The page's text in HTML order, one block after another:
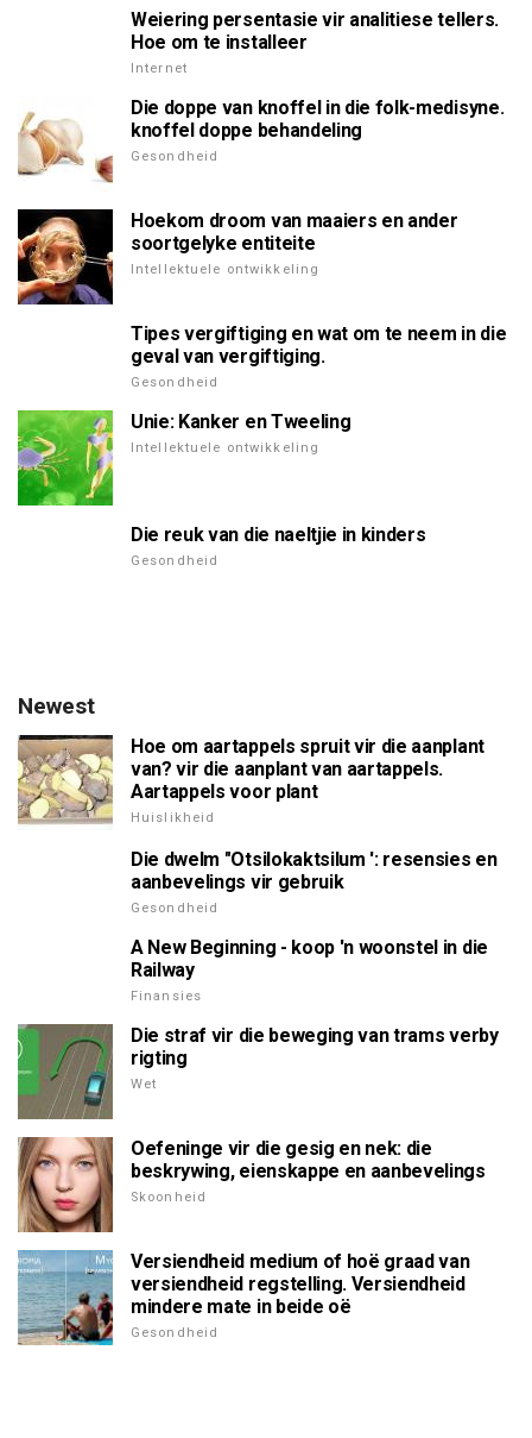
Weiering persentasie vir analitiese tellers.
Hoe om te installeer
Internet
Die doppe van knoffel in die folk-medisyne.
knoffel doppe behandeling
Gesondheid
Hoekom droom van maaiers en ander
soortgelyke entiteite
Intellektuele ontwikkeling
Tipes vergiftiging en wat om te neem in die
geval van vergiftiging.
Gesondheid
Unie: Kanker en Tweeling
Intellektuele ontwikkeling
Die reuk van die naeltjie in kinders
Gesondheid
Newest
Hoe om aartappels spruit vir die aanplant
van? vir die aanplant van aartappels.
Aartappels voor plant
Huislikheid
Die dwelm "Otsilokaktsilum ': resensies en
aanbevelings vir gebruik
Gesondheid
A New Beginning - koop 'n woonstel in die
Railway
Finansies
Die straf vir die beweging van trams verby
rigting
Wet
Oefeninge vir die gesig en nek: die
beskrywing, eienskappe en aanbevelings
Skoonheid
Versiendheid medium of hoë graad van
versiendheid regstelling. Versiendheid
mindere mate in beide oë
Gesondheid